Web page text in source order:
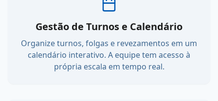
Gestão de Turnos e Calendário
Organize turnos, folgas e revezamentos em um
calendário interativo. A equipe tem acesso à
própria escala em tempo real.